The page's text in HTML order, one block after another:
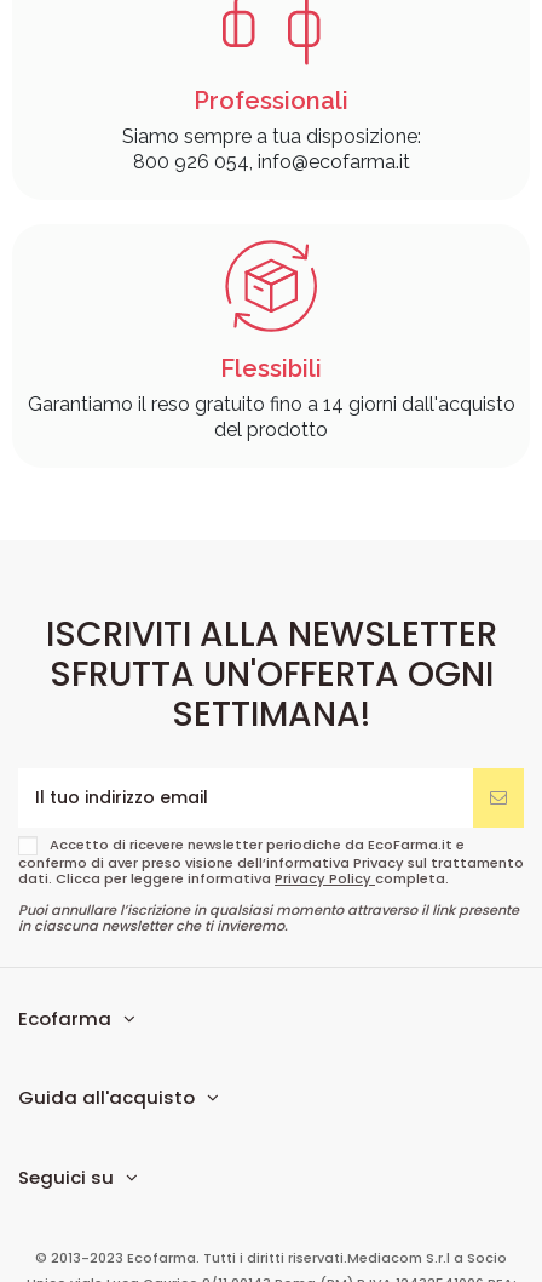
Professionali
Siamo sempre a tua disposizione:
800 926 054, info@ecofarma.it
Flessibili
Garantiamo il reso gratuito fino a 14 giorni dall'acquisto
del prodotto
ISCRIVITI ALLA NEWSLETTER
SFRUTTA UN'OFFERTA OGNI
SETTIMANA!
Accetto di ricevere newsletter periodiche da EcoFarma.it e
confermo di aver preso visione dell’informativa Privacy sul trattamento
dati. Clicca per leggere informativa Privacy Policycompleta.
Puoi annullare l’iscrizione in qualsiasi momento attraverso il link presente
in ciascuna newsletter che ti invieremo.
Ecofarma
Guida all'acquisto
Seguici su
© 2013-2023 Ecofarma. Tutti i diritti riservati.Mediacom S.r.l a Socio